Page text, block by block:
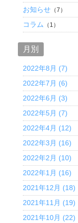
お知らせ （7）
コラム （1）
月別
2022年8月 (7)
2022年7月 (6)
2022年6月 (3)
2022年5月 (7)
2022年4月 (12)
2022年3月 (16)
2022年2月 (10)
2022年1月 (16)
2021年12月 (18)
2021年11月 (19)
2021年10月 (22)